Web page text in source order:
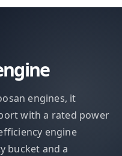
engines, it
with a rated power
engine
bucket and a